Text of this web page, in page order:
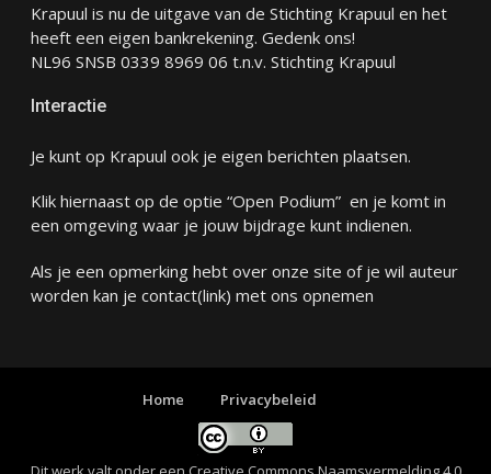
Krapuul is nu de uitgave van de Stichting Krapuul en het
heeft een eigen bankrekening. Gedenk ons!
NL96 SNSB 0339 8969 06 t.n.v. Stichting Krapuul
Interactie
Je kunt op Krapuul ook je eigen berichten plaatsen.
Klik hiernaast op de optie “Open Podium” en je komt in
een omgeving waar je jouw bijdrage kunt indienen.
Als je een opmerking hebt over onze site of je wil auteur
worden kan je contact(link) met ons opnemen
Home Privacybeleid